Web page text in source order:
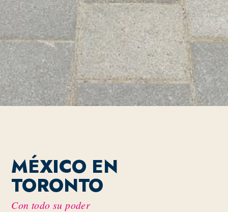
MÉXICO EN
TORONTO
Con todo su poder